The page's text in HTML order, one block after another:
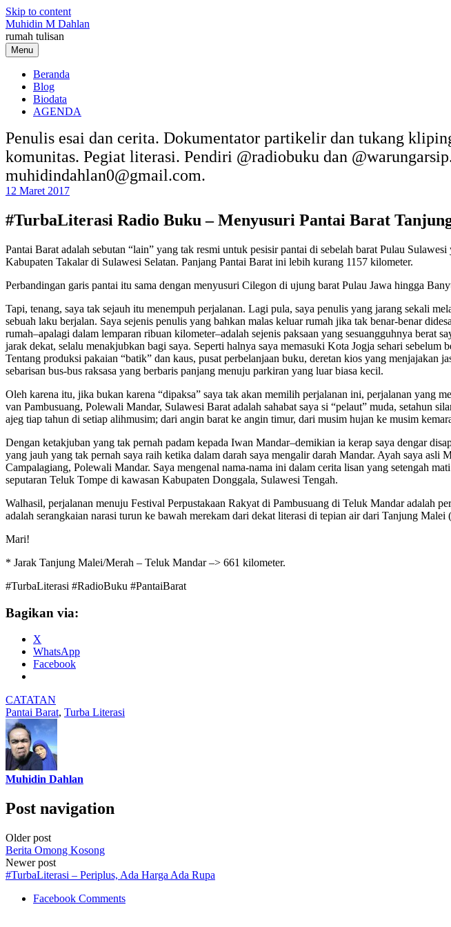
Skip to content
Muhidin M Dahlan
rumah tulisan
Menu
Beranda
Blog
Biodata
AGENDA
Penulis esai dan cerita. Dokumentator partikelir dan tukang
komunitas. Pegiat literasi. Pendiri @radiobuku dan
muhidindahlan0@gmail.com.
12 Maret 2017
#TurbaLiterasi Radio Buku – Menyusuri Pantai Barat
Pantai Barat adalah sebutan “lain” yang tak resmi untuk pesisir pantai di sebelah barat Pulau
Kabupaten Takalar di Sulawesi Selatan. Panjang Pantai Barat ini lebih kurang 1157 kilometer.
Perbandingan garis pantai itu sama dengan menyusuri Cilegon di ujung barat Pulau Jawa hingga
Tapi, tenang, saya tak sejauh itu menempuh perjalanan. Lagi pula, saya penulis yang jarang sekali
sebuah laku berjalan. Saya sejenis penulis yang bahkan malas keluar rumah jika tak benar-benar
rumah–apalagi dalam lemparan ribuan kilometer–adalah sejenis paksaan yang sesuangguhnya berat
jarak dekat, selalu menakjubkan bagi saya. Seperti halnya saya memasuki Kota Jogja sehari
Tentang produksi pakaian “batik” dan kaus, pusat perbelanjaan buku, deretan kios yang
sebarisan bus-bus raksasa yang berbaris panjang menuju parkiran yang luar biasa kecil.
Oleh karena itu, jika bukan karena “dipaksa” saya tak akan memilih perjalanan ini, perjalanan yang
van Pambusuang, Polewali Mandar, Sulawesi Barat adalah sahabat saya si “pelaut” muda, setahun
ajeg tiap tahun di setiap alihmusim; dari angin barat ke angin timur, dari musim hujan ke musim
Dengan ketakjuban yang tak pernah padam kepada Iwan Mandar–demikian ia kerap saya dengar
yang jauh yang tak pernah saya raih ketika dalam darah saya mengalir darah Mandar. Ayah saya
Campalagiang, Polewali Mandar. Saya mengenal nama-nama ini dalam cerita lisan yang setengah
seputaran Teluk Tompe di kawasan Kabupaten Donggala, Sulawesi Tengah.
Walhasil, perjalanan menuju Festival Perpustakaan Rakyat di Pambusuang di Teluk Mandar adalah
adalah serangkaian narasi turun ke bawah merekam dari dekat literasi di tepian air dari Tanjung
Mari!
* Jarak Tanjung Malei/Merah – Teluk Mandar –> 661 kilometer.
#TurbaLiterasi #RadioBuku #PantaiBarat
Bagikan via:
X
WhatsApp
Facebook
CATATAN
Pantai Barat, Turba Literasi
Muhidin Dahlan
Post navigation
Older post
Berita Omong Kosong
Newer post
#TurbaLiterasi – Periplus, Ada Harga Ada Rupa
Facebook Comments